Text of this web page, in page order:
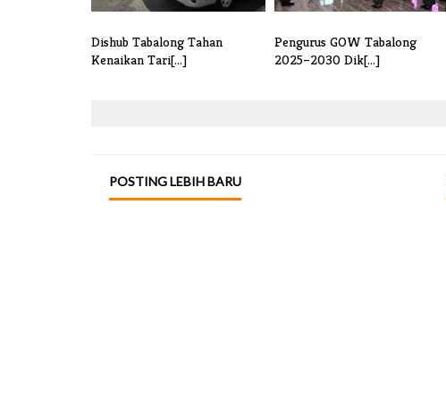
Dishub Tabalong Tahan
Kenaikan Tari[...]
Pengurus GOW Tabalong
2025–2030 Dik[...]
POSTING LEBIH BARU